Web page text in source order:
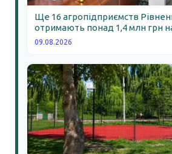
Ще 16 агропідприємств
отримають понад 1,4 млн грн
09.08.2026